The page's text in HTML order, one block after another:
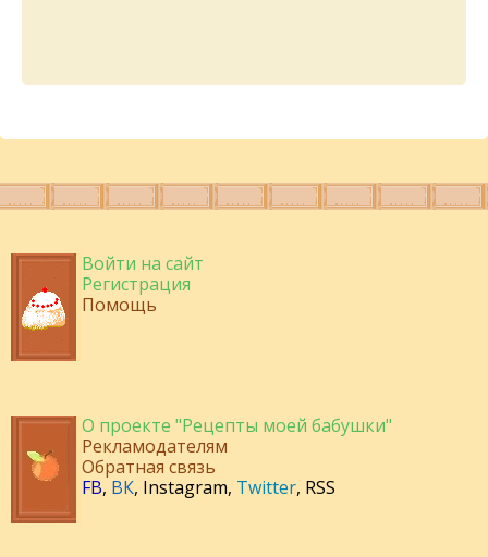
Войти на сайт
Регистрация
Помощь
О проекте "Рецепты моей бабушки"
Рекламодателям
Обратная связь
FB, ВК, Instagram, Twitter, RSS